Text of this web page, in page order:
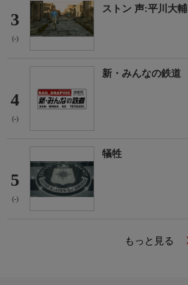
3
(-)
ストン 声:平川大輔
4
(-)
新・みんなの鉄道
5
(-)
犠牲
もっと見る